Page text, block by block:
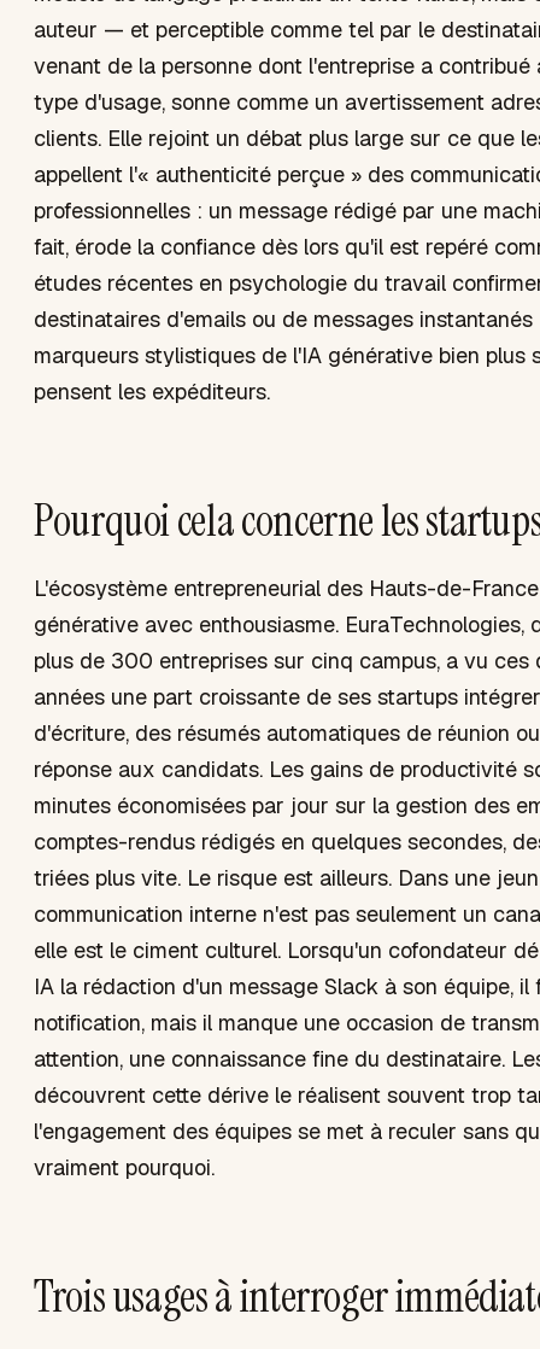
auteur — et perceptible comme tel par le
venant de la personne dont l'entreprise a contribué
type d'usage, sonne comme un avertissement
clients. Elle rejoint un débat plus large sur ce que
appellent l'« authenticité perçue » des
professionnelles : un message rédigé par une
fait, érode la confiance dès lors qu'il est repéré
études récentes en psychologie du travail
destinataires d'emails ou de messages
marqueurs stylistiques de l'IA générative bien plus
pensent les expéditeurs.
Pourquoi cela concerne les
L'écosystème entrepreneurial des Hauts-de-
générative avec enthousiasme. EuraTechnologies,
plus de 300 entreprises sur cinq campus, a vu ces
années une part croissante de ses startups
d'écriture, des résumés automatiques de réunion
réponse aux candidats. Les gains de productivité
minutes économisées par jour sur la gestion des
comptes-rendus rédigés en quelques secondes,
triées plus vite. Le risque est ailleurs. Dans une
communication interne n'est pas seulement un
elle est le ciment culturel. Lorsqu'un cofondateur
IA la rédaction d'un message Slack à son équipe, il
notification, mais il manque une occasion de
attention, une connaissance fine du destinataire.
découvrent cette dérive le réalisent souvent trop
l'engagement des équipes se met à reculer sans
vraiment pourquoi.
Trois usages à interroger